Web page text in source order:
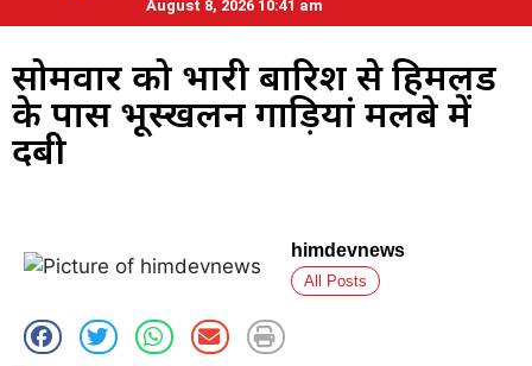
August 8, 2026 10:41 am
सोमवार को भारी बारिश से हिमलैंड
के पास भूस्खलन गाड़ियां मलबे में
दबी
himdevnews
All Posts